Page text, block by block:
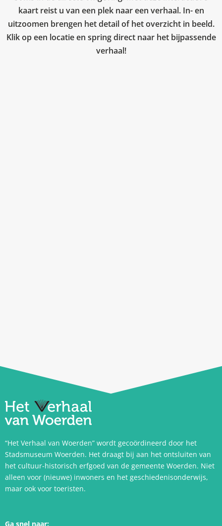
kaart reist u van een plek naar een verhaal. In- en
uitzoomen brengen het detail of het overzicht in beeld.
Klik op een locatie en spring direct naar het bijpassende
verhaal!
“Het Verhaal van Woerden” wordt gecoördineerd door het
Stadsmuseum Woerden. Het draagt bij aan het ontsluiten van
het cultuur-historisch erfgoed van de gemeente Woerden. Niet
alleen voor (nieuwe) inwoners en het geschiedenisonderwijs,
maar ook voor toeristen.
Ga snel naar: